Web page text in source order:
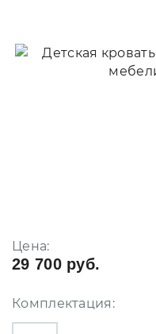
Цена:
29 700 руб.
Комплектация: